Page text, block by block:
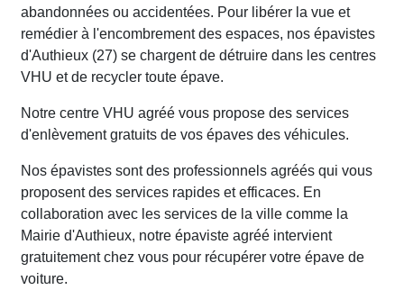
abandonnées ou accidentées. Pour libérer la vue et
remédier à l'encombrement des espaces, nos épavistes
d'Authieux (27) se chargent de détruire dans les centres
VHU et de recycler toute épave.
Notre centre VHU agréé vous propose des services
d'enlèvement gratuits de vos épaves des véhicules.
Nos épavistes sont des professionnels agréés qui vous
proposent des services rapides et efficaces. En
collaboration avec les services de la ville comme la
Mairie d'Authieux, notre épaviste agréé intervient
gratuitement chez vous pour récupérer votre épave de
voiture.